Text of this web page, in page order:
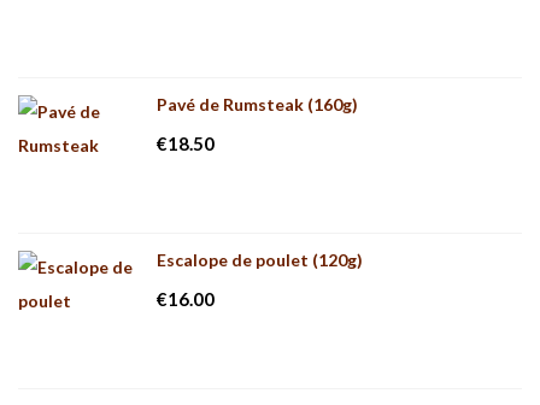
Pavé de Rumsteak (160g)
€18.50
Escalope de poulet (120g)
€16.00